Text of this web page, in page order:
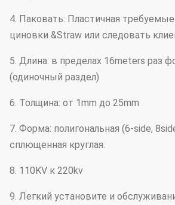
4. Паковать: Пластичная
циновки &Straw или следовать
5. Длина: в пределах 16meters раз
(одиночный раздел)
6. Толщина: от 1mm до 25mm
7. Форма: полигональная (6-side,
сплющенная круглая.
8. 110KV к 220kv
9. Легкий установите и